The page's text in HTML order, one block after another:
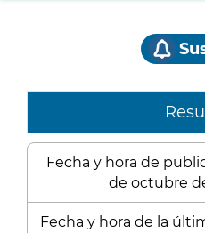
Fecha y hora de
de octubre
Fecha y hora de la